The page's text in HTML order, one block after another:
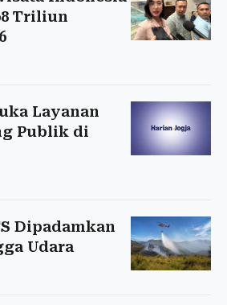
Triliun
Layanan
Publik di
Dipadamkan
Udara